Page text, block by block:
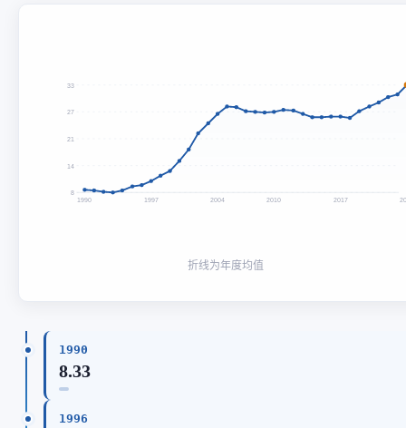
33
27
21
14
8
1990 1997 2004 2010 2017
折线为年度均值
1990
8.33
1996